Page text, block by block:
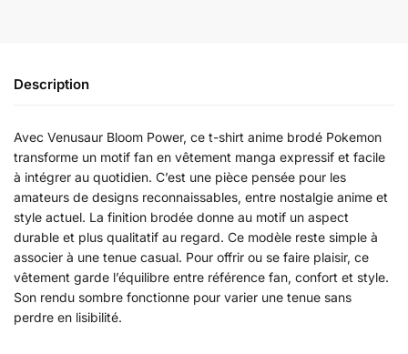
Description
Avec Venusaur Bloom Power, ce t-shirt anime brodé Pokemon
transforme un motif fan en vêtement manga expressif et facile
à intégrer au quotidien. C’est une pièce pensée pour les
amateurs de designs reconnaissables, entre nostalgie anime et
style actuel. La finition brodée donne au motif un aspect
durable et plus qualitatif au regard. Ce modèle reste simple à
associer à une tenue casual. Pour offrir ou se faire plaisir, ce
vêtement garde l’équilibre entre référence fan, confort et style.
Son rendu sombre fonctionne pour varier une tenue sans
perdre en lisibilité.